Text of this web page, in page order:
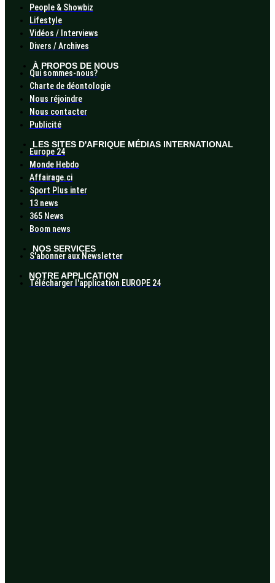
People & Showbiz
Lifestyle
Vidéos / Interviews
Divers / Archives
À PROPOS DE NOUS
Qui sommes-nous?
Charte de déontologie
Nous réjoindre
Nous contacter
Publicité
LES SITES D'AFRIQUE MÉDIAS INTERNATIONAL
Europe 24
Monde Hebdo
Affairage.ci
Sport Plus inter
13 news
365 News
Boom news
NOS SERVICES
S'abonner aux Newsletter
NOTRE APPLICATION
Télécharger l'application EUROPE 24